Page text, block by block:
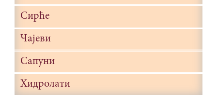
Сирће
Чајеви
Сапуни
Хидролати